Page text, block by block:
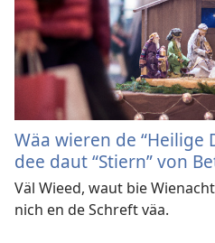
Wäa wieren de “Heilige
dee daut “Stiern” von
Väl Wieed, waut bie
nich en de Schreft väa.